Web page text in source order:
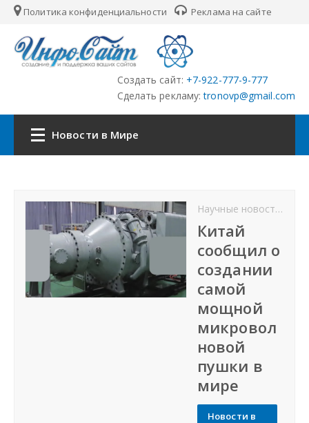
Политика конфиденциальности Реклама на сайте
Создать сайт: +7-922-777-9-777
Сделать рекламу: tronovp@gmail.com
Новости в Мире
ЦФО
ПФО
УФО
Научные новости
Китай
сообщил о
создании
самой
мощной
микровол
новой
пушки в
мире
Новости в